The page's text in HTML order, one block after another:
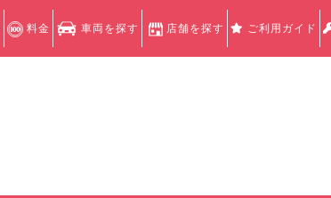
料金 車両を探す 店舗を探す ご利用ガイド